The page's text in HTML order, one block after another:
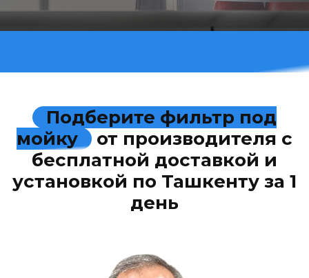
Подберите фильтр под
мойку
от производителя с
бесплатной доставкой и
установкой по Ташкенту за 1
день